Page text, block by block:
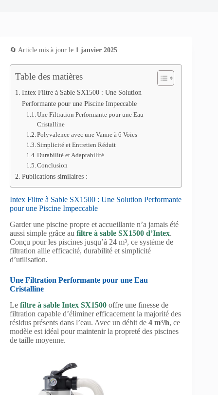
🔄 Article mis à jour le 1 janvier 2025
Table des matières
Intex Filtre à Sable SX1500 : Une Solution
Performante pour une Piscine Impeccable
Une Filtration Performante pour une Eau
Cristalline
Polyvalence avec une Vanne à 6 Voies
Simplicité et Entretien Réduit
Durabilité et Adaptabilité
Conclusion
Publications similaires :
Intex Filtre à Sable SX1500 : Une Solution Performante
pour une Piscine Impeccable
Garder une piscine propre et accueillante n’a jamais été
aussi simple grâce au filtre à sable SX1500 d’Intex.
Conçu pour les piscines jusqu’à 24 m³, ce système de
filtration allie efficacité, durabilité et simplicité
d’utilisation.
Une Filtration Performante pour une Eau
Cristalline
Le filtre à sable Intex SX1500 offre une finesse de
filtration capable d’éliminer efficacement la majorité des
résidus présents dans l’eau. Avec un débit de 4 m³/h, ce
modèle est idéal pour maintenir la propreté des piscines
de taille moyenne.